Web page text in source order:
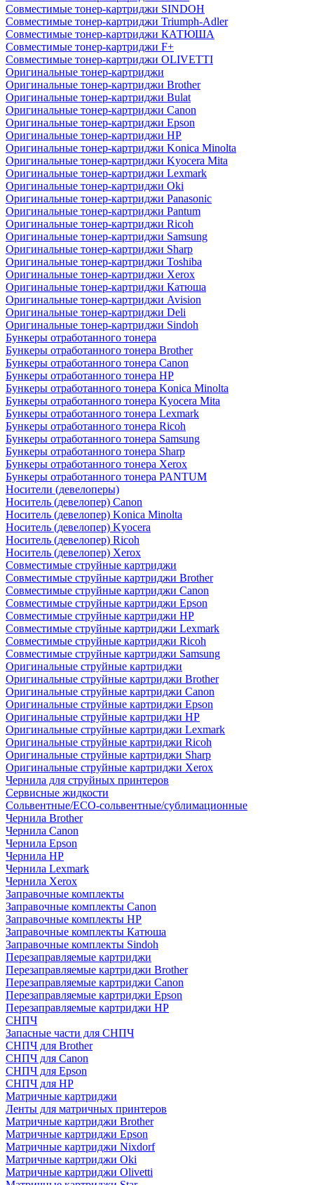
Совместимые тонер-картриджи SINDOH
Совместимые тонер-картриджи Triumph-Adler
Совместимые тонер-картриджи КАТЮША
Совместимые тонер-картриджи F+
Совместимые тонер-картриджи OLIVETTI
Оригинальные тонер-картриджи
Оригинальные тонер-картриджи Brother
Оригинальные тонер-картриджи Bulat
Оригинальные тонер-картриджи Canon
Оригинальные тонер-картриджи Epson
Оригинальные тонер-картриджи HP
Оригинальные тонер-картриджи Konica Minolta
Оригинальные тонер-картриджи Kyocera Mita
Оригинальные тонер-картриджи Lexmark
Оригинальные тонер-картриджи Oki
Оригинальные тонер-картриджи Panasonic
Оригинальные тонер-картриджи Pantum
Оригинальные тонер-картриджи Ricoh
Оригинальные тонер-картриджи Samsung
Оригинальные тонер-картриджи Sharp
Оригинальные тонер-картриджи Toshiba
Оригинальные тонер-картриджи Xerox
Оригинальные тонер-картриджи Катюша
Оригинальные тонер-картриджи Avision
Оригинальные тонер-картриджи Deli
Оригинальные тонер-картриджи Sindoh
Бункеры отработанного тонера
Бункеры отработанного тонера Brother
Бункеры отработанного тонера Canon
Бункеры отработанного тонера HP
Бункеры отработанного тонера Konica Minolta
Бункеры отработанного тонера Kyocera Mita
Бункеры отработанного тонера Lexmark
Бункеры отработанного тонера Ricoh
Бункеры отработанного тонера Samsung
Бункеры отработанного тонера Sharp
Бункеры отработанного тонера Xerox
Бункеры отработанного тонера PANTUM
Носители (девелоперы)
Носитель (девелопер) Canon
Носитель (девелопер) Konica Minolta
Носитель (девелопер) Kyocera
Носитель (девелопер) Ricoh
Носитель (девелопер) Xerox
Совместимые струйные картриджи
Совместимые струйные картриджи Brother
Совместимые струйные картриджи Canon
Совместимые струйные картриджи Epson
Совместимые струйные картриджи HP
Совместимые струйные картриджи Lexmark
Совместимые струйные картриджи Ricoh
Совместимые струйные картриджи Samsung
Оригинальные струйные картриджи
Оригинальные струйные картриджи Brother
Оригинальные струйные картриджи Canon
Оригинальные струйные картриджи Epson
Оригинальные струйные картриджи HP
Оригинальные струйные картриджи Lexmark
Оригинальные струйные картриджи Ricoh
Оригинальные струйные картриджи Sharp
Оригинальные струйные картриджи Xerox
Чернила для струйных принтеров
Сервисные жидкости
Сольвентные/ECO-сольвентные/сублимационные
Чернила Brother
Чернила Canon
Чернила Epson
Чернила HP
Чернила Lexmark
Чернила Xerox
Заправочные комплекты
Заправочные комплекты Canon
Заправочные комплекты HP
Заправочные комплекты Катюша
Заправочные комплекты Sindoh
Перезаправляемые картриджи
Перезаправляемые картриджи Brother
Перезаправляемые картриджи Canon
Перезаправляемые картриджи Epson
Перезаправляемые картриджи HP
СНПЧ
Запасные части для СНПЧ
СНПЧ для Brother
СНПЧ для Canon
СНПЧ для Epson
СНПЧ для HP
Матричные картриджи
Ленты для матричных принтеров
Матричные картриджи Brother
Матричные картриджи Epson
Матричные картриджи Nixdorf
Матричные картриджи Oki
Матричные картриджи Olivetti